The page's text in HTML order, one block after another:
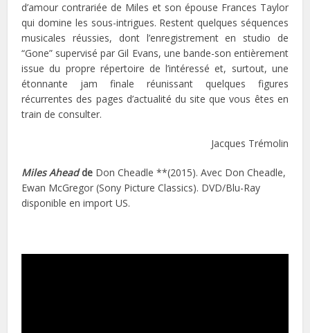
d’amour contrariée de Miles et son épouse Frances Taylor
qui domine les sous-intrigues. Restent quelques séquences
musicales réussies, dont l’enregistrement en studio de
“Gone” supervisé par Gil Evans, une bande-son entièrement
issue du propre répertoire de l’intéressé et, surtout, une
étonnante jam finale réunissant quelques figures
récurrentes des pages d’actualité du site que vous êtes en
train de consulter.
Jacques Trémolin
Miles Aheadde Don Cheadle **(2015). Avec Don Cheadle,
Ewan McGregor (Sony Picture Classics). DVD/Blu-Ray
disponible en import US.